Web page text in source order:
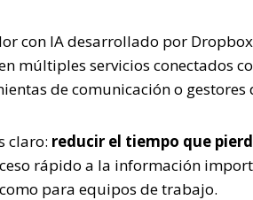
con IA desarrollado por
múltiples servicios conectados
de comunicación o gestores
claro: reducir el tiempo que
rápido a la información
para equipos de trabajo.